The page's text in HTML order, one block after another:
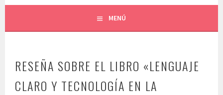
MENÚ
RESEÑA SOBRE EL LIBRO «LENGUAJE
CLARO Y TECNOLOGÍA EN LA